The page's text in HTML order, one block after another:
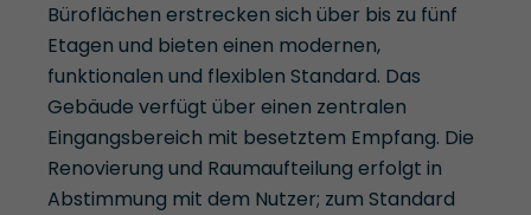
Büroflächen erstrecken sich über bis zu fünf
Etagen und bieten einen modernen,
funktionalen und flexiblen Standard. Das
Gebäude verfügt über einen zentralen
Eingangsbereich mit besetztem Empfang. Die
Renovierung und Raumaufteilung erfolgt in
Abstimmung mit dem Nutzer; zum Standard